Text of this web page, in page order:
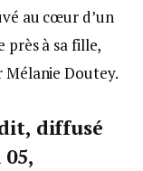
au cœur d’un
près à sa fille,
Doutey.
diffusé